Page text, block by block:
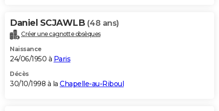
Daniel SCJAWLB (48 ans)
Créer une cagnotte obsèques
Naissance
24/06/1950 à Paris
Décès
30/10/1998 à la Chapelle-au-Riboul